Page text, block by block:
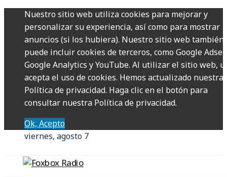
Nuestro sitio web utiliza cookies para mejorar y
personalizar su experiencia, así como para mostrar
anuncios (si los hubiera). Nuestro sitio web también
puede incluir cookies de terceros, como Google
Google Analytics y YouTube. Al utilizar el sitio web,
acepta el uso de cookies. Hemos actualizado nuestra
Política de privacidad. Haga clic en el botón para
consultar nuestra Política de privacidad.
Ok, Acepto
viernes, agosto 7